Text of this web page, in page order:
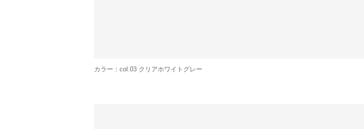
カラー：col.03 クリアホワイトグレー